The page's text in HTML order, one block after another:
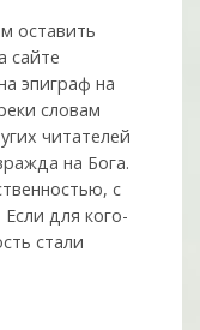
оставить
сайте
эпиграф на
словам
читателей
на Бога.
с
для кого-
стали